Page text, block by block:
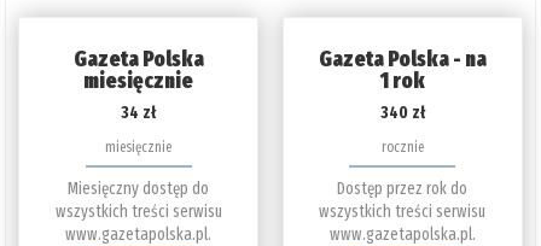
Gazeta Polska
miesięcznie
34 zł
miesięcznie
Miesięczny dostęp do
wszystkich treści serwisu
www.gazetapolska.pl.
Gazeta Polska - na
1 rok
340 zł
rocznie
Dostęp przez rok do
wszystkich treści serwisu
www.gazetapolska.pl.